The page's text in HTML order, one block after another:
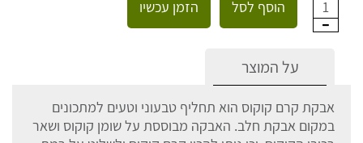
1 הוסף לסל הזמן עכשיו
על המוצר
אבקת קרם קוקוס הוא תחליף טבעוני וטעים למתכונים
במקום אבקת חלב. האבקה מבוססת על שומן קוקוס ושאר